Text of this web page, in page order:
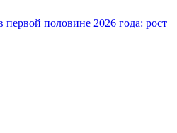
первой половине 2026 года: рост